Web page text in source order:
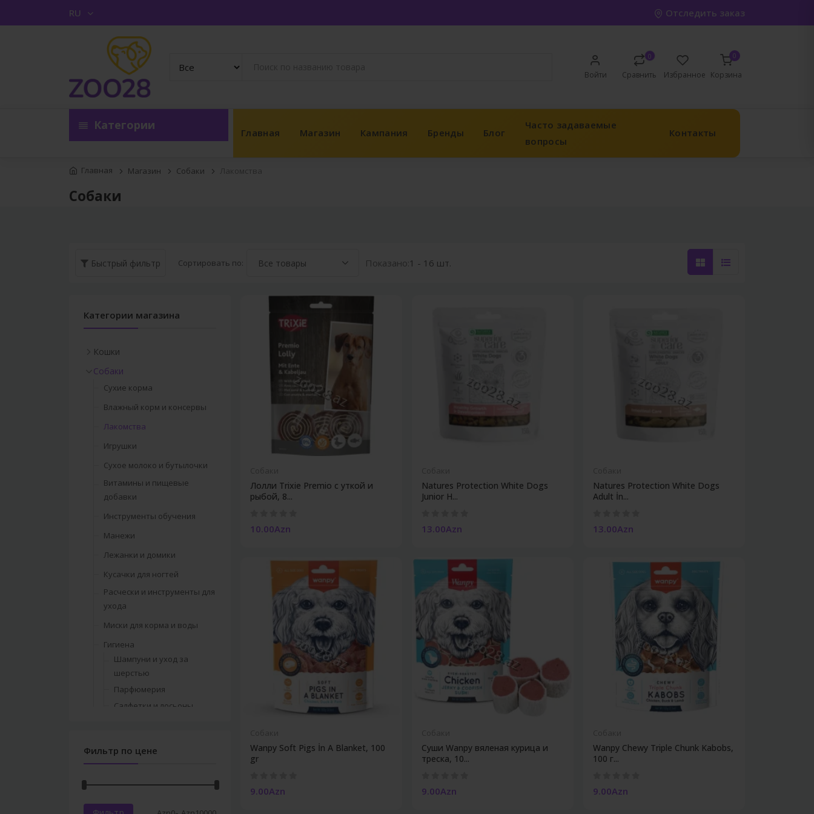
RU Отследить заказ
Войти
0
Сравнить Избранное
0
Корзина
Категории
Главная Магазин Кампания Бренды Блог
Часто задаваемые
вопросы
Контакты
Главная Магазин Собаки Лакомства
Собаки
Быстрый фильтр Сортировать по: Показано:1 - 16 шт.
Лолли Trixie Premio с уткой и
рыбой, 8...
10.00Azn
Natures Protection White Dogs
Junior H...
13.00Azn
Natures Protection White Dogs
Adult İn...
13.00Azn
Wanpy Soft Pigs İn A Blanket, 100
gr
9.00Azn
Суши Wanpy вяленая курица и
треска, 10...
9.00Azn
Wanpy Chewy Triple Chunk Kabobs,
100 г...
9.00Azn
Категории магазина
Кошки
Сухие корма
Влажный корм и консервы
Лакомства
Витамины и добавки
Мальт-пасты
Кусачки для ногтей
Когтеточки
Игровые комплексы
Игрушки
Наполнители
Инструменты обучения
Аксессуары
Лежанки и домики
Расчески и инструменты для
ухода
Шампуни и уход за
Парфюмерия
Салфетки и лосьоны
Собаки
Сухие корма
Влажный корм и консервы
Лакомства
Игрушки
Сухое молоко и бутылочки
Витамины и пищевые
добавки
Инструменты обучения
Манежи
Лежанки и домики
Кусачки для ногтей
Расчески и инструменты для
ухода
Миски для корма и воды
Гигиена
Шампуни и уход за
шерстью
Парфюмерия
Салфетки и лосьоны
Сумки и переноски
Поводки
Фильтр по цене